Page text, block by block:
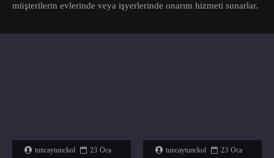
müşterilerin evlerinde veya işyerlerinde onarım hizmeti sunarlar.
tuncaytunckol 23 Oca
tuncaytunckol 23 Oca